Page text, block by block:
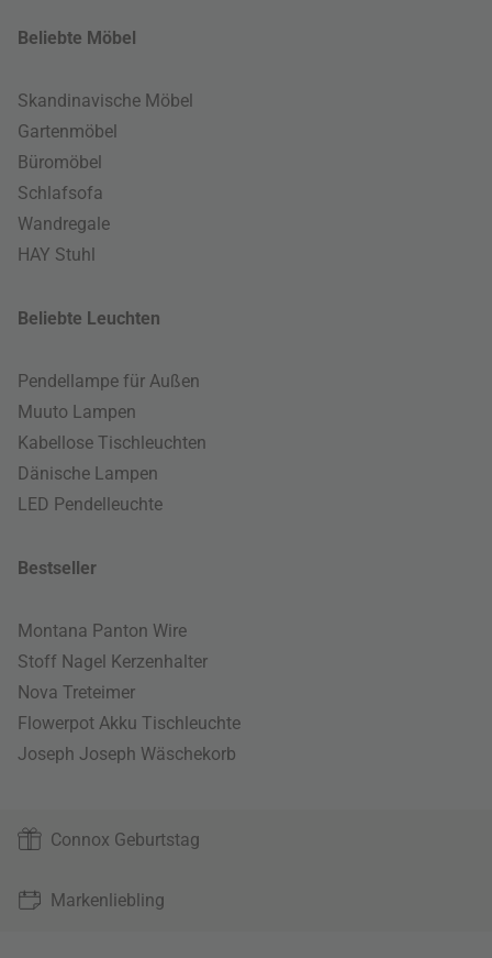
Beliebte Möbel
Skandinavische Möbel
Gartenmöbel
Büromöbel
Schlafsofa
Wandregale
HAY Stuhl
Beliebte Leuchten
Pendellampe für Außen
Muuto Lampen
Kabellose Tischleuchten
Dänische Lampen
LED Pendelleuchte
Bestseller
Montana Panton Wire
Stoff Nagel Kerzenhalter
Nova Treteimer
Flowerpot Akku Tischleuchte
Joseph Joseph Wäschekorb
Connox Geburtstag
Markenliebling